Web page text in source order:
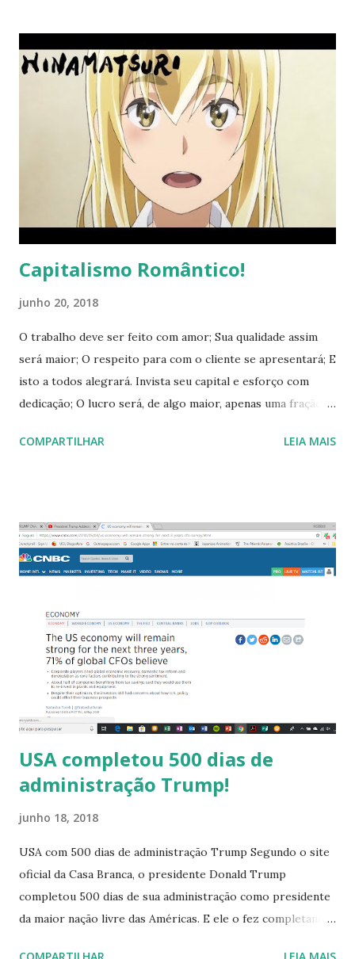
escrevi uma adivinhação: “O distúrbio magnético pela súbita
aceleração do magma no interior da Terra, provocando
eletricidade estática, que causou o ‘efeito clarão’, que os
loucos religiosos dizem ter sido consequência do poder de
Deus, deve ter afetado o sonar destes animais. (...) Já
perceberam que, após a aceleração do interior do planeta,
os dias estão mais curtos ?”. Podem achar estes trechos
nas páginas 89 e 90. Então, fui ler, recenteme...
Capitalismo Romântico!
junho 20, 2018
O trabalho deve ser feito com amor; Sua qualidade assim
será maior; O respeito para com o cliente se apresentará; E
isto a todos alegrará. Invista seu capital e esforço com
dedicação; O lucro será, de algo maior, apenas uma fração;
todos alegrará. O capital é uma ferramenta de esforço;
trabalho deve ser feito com amor; Sua qualidade assim será
maior. Assistindo a um animê, fui tomado por um lampejo
de percepção de algo que sempre se apresentou na minha
sempre o trabalho é escolhido e feito por uma pessoa que
deseja ver a alegria de outra. Exemplificando, uma estilista
em crise percebeu que fazia roupas para trazer alegria aos
seus clientes. E isto é bem comum de se ver em animê...
COMPARTILHAR LEIA MAIS
USA completou 500 dias de
administração Trump!
junho 18, 2018
USA com 500 dias de administração Trump Segundo o site
oficial da Casa Branca, o presidente Donald Trump
completou 500 dias de sua administração como presidente
da maior nação livre das Américas. E ele o fez completando